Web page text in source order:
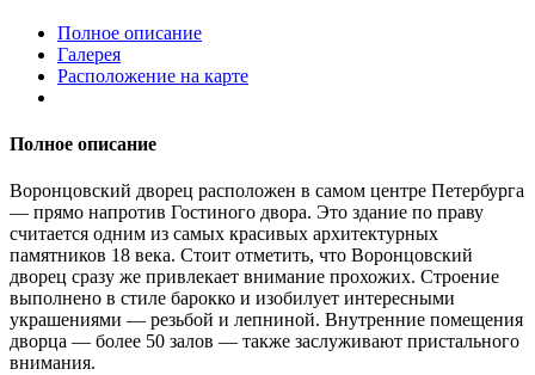
Полное описание
Галерея
Расположение на карте
Полное описание
Воронцовский дворец расположен в самом центре Петербурга
— прямо напротив Гостиного двора. Это здание по праву
считается одним из самых красивых архитектурных
памятников 18 века. Стоит отметить, что Воронцовский
дворец сразу же привлекает внимание прохожих. Строение
выполнено в стиле барокко и изобилует интересными
украшениями — резьбой и лепниной. Внутренние помещения
дворца — более 50 залов — также заслуживают пристального
внимания.